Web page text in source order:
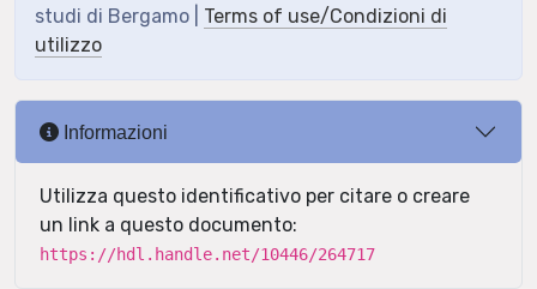
studi di Bergamo | Terms of use/Condizioni di
utilizzo
Informazioni
Utilizza questo identificativo per citare o creare
un link a questo documento:
https://hdl.handle.net/10446/264717